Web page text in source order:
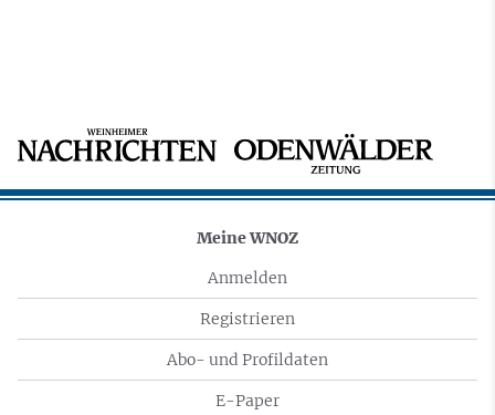
Meine WNOZ
Anmelden
Registrieren
Abo- und Profildaten
E-Paper